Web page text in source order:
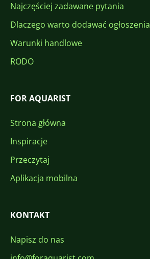
Najczęściej zadawane pytania
Dlaczego warto dodawać ogłoszenia
Warunki handlowe
RODO
FOR AQUARIST
Strona główna
Inspiracje
Przeczytaj
Aplikacja mobilna
KONTAKT
Napisz do nas